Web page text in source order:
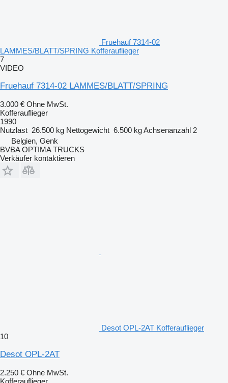
Fruehauf 7314-02
LAMMES/BLATT/SPRING Kofferauflieger
7
VIDEO
Fruehauf 7314-02 LAMMES/BLATT/SPRING
3.000 € Ohne MwSt.
Kofferauflieger
1990
Nutzlast 26.500 kg Nettogewicht 6.500 kgAchsenanzahl 2
Belgien, Genk
BVBA OPTIMA TRUCKS
Verkäufer kontaktieren
Desot OPL-2AT Kofferauflieger
10
Desot OPL-2AT
2.250 € Ohne MwSt.
Kofferauflieger